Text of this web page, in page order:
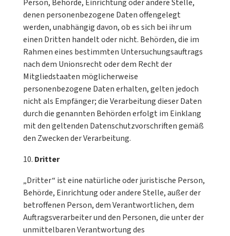
Person, Behörde, Einrichtung oder andere Stelle,
denen personenbezogene Daten offengelegt
werden, unabhängig davon, ob es sich bei ihr um
einen Dritten handelt oder nicht. Behörden, die im
Rahmen eines bestimmten Untersuchungsauftrags
nach dem Unionsrecht oder dem Recht der
Mitgliedstaaten möglicherweise
personenbezogene Daten erhalten, gelten jedoch
nicht als Empfänger; die Verarbeitung dieser Daten
durch die genannten Behörden erfolgt im Einklang
mit den geltenden Datenschutzvorschriften gemäß
den Zwecken der Verarbeitung.
Dritter
„Dritter“ ist eine natürliche oder juristische Person,
Behörde, Einrichtung oder andere Stelle, außer der
betroffenen Person, dem Verantwortlichen, dem
Auftragsverarbeiter und den Personen, die unter der
unmittelbaren Verantwortung des